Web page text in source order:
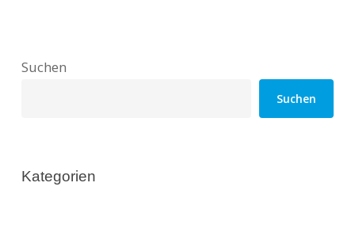
Suchen
Suchen
Kategorien